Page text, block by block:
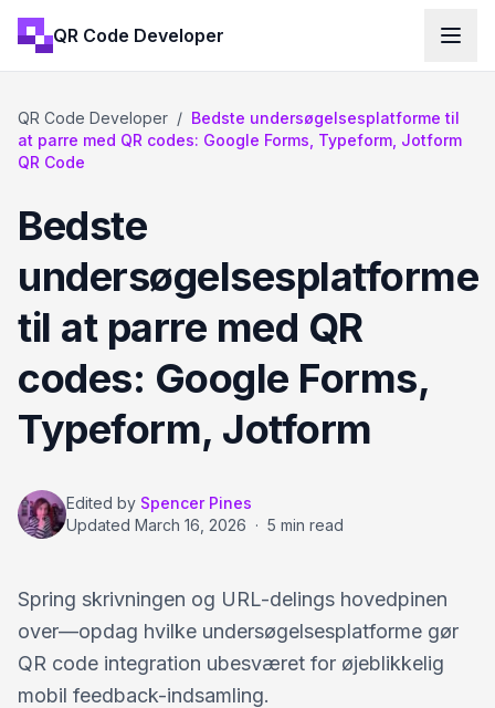
QR Code Developer
QR Code Developer / Bedste undersøgelsesplatforme til
at parre med QR codes: Google Forms, Typeform, Jotform
QR Code
Bedste
undersøgelsesplatforme
til at parre med QR
codes: Google Forms,
Typeform, Jotform
Edited by Spencer Pines
Updated March 16, 2026 · 5 min read
Spring skrivningen og URL-delings hovedpinen
over—opdag hvilke undersøgelsesplatforme gør
QR code integration ubesværet for øjeblikkelig
mobil feedback-indsamling.